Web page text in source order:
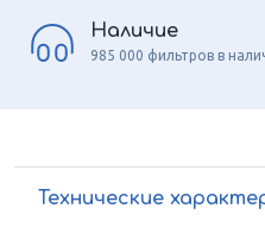
Наличие
985 000 фильтров в
Технические